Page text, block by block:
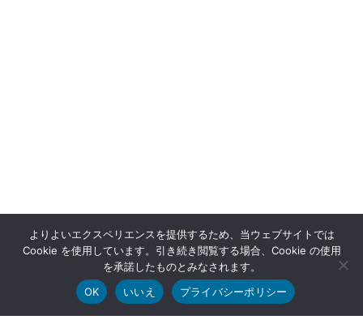
よりよいエクスペリエンスを提供するため、当ウェブサイトでは
Cookie を使用しています。引き続き閲覧する場合、Cookie の使用
を承諾したものとみなされます。
OK
いいえ プライバシーポリシー